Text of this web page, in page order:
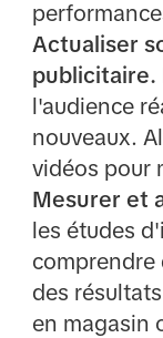
Actualiser
publicitaire.
l'audience
nouveaux.
vidéos pour
Mesurer et
les études
comprendre
des
en magasin